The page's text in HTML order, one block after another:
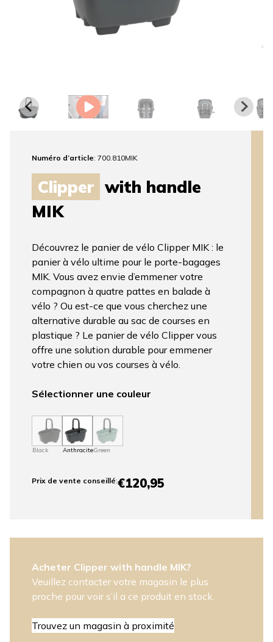
Numéro d’article: 700.810MIK
Clipper with handle
MIK
Découvrez le panier de vélo Clipper MIK : le
panier à vélo ultime pour le porte-bagages
MIK. Vous avez envie d’emmener votre
compagnon à quatre pattes en balade à
vélo ? Ou est-ce que vous cherchez une
alternative durable au sac de courses en
plastique ? Le panier de vélo Clipper vous
offre une solution durable pour emmener
votre chien ou vos courses à vélo.
Sélectionner une couleur
Black AnthraciteGreen
Prix ​​de vente conseillé:€120,95
Acheter Clipper with handle MIK?
Veuillez contacter votre magasin le plus
proche pour voir s’il a ce produit en stock.
Trouvez un magasin à proximité